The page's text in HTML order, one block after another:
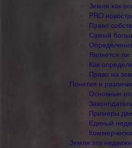
Земля как
PRO
Право
Самый
Является ли
Как
Право на
Понятия и
Основные
Примеры
Единый
Земля это